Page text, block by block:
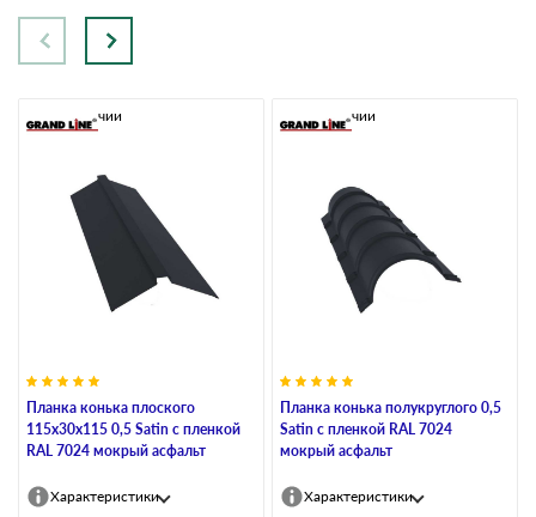
Планка конька плоского
115х30х115 0,5 Satin с пленкой
RAL 7024 мокрый асфальт
В наличии
Характеристики
Планка конька полукруглого 0,5
Satin с пленкой RAL 7024
мокрый асфальт
В наличии
Характеристики